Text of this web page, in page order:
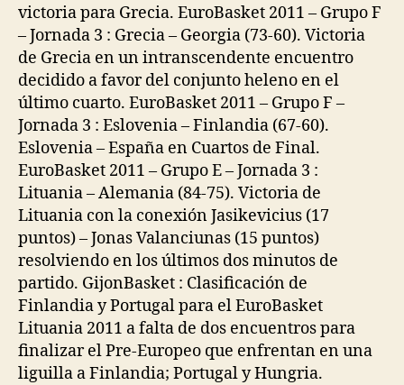
victoria para Grecia. EuroBasket 2011 – Grupo F
– Jornada 3 : Grecia – Georgia (73-60). Victoria
de Grecia en un intranscendente encuentro
decidido a favor del conjunto heleno en el
último cuarto. EuroBasket 2011 – Grupo F –
Jornada 3 : Eslovenia – Finlandia (67-60).
Eslovenia – España en Cuartos de Final.
EuroBasket 2011 – Grupo E – Jornada 3 :
Lituania – Alemania (84-75). Victoria de
Lituania con la conexión Jasikevicius (17
puntos) – Jonas Valanciunas (15 puntos)
resolviendo en los últimos dos minutos de
partido. GijonBasket : Clasificación de
Finlandia y Portugal para el EuroBasket
Lituania 2011 a falta de dos encuentros para
finalizar el Pre-Europeo que enfrentan en una
liguilla a Finlandia; Portugal y Hungria.